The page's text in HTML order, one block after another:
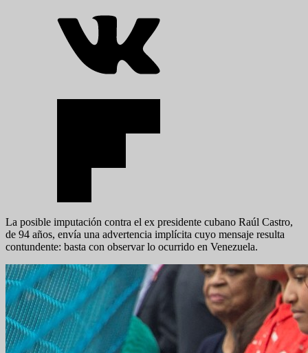
La posible imputación contra el ex presidente cubano Raúl Castro,
de 94 años, envía una advertencia implícita cuyo mensaje resulta
contundente: basta con observar lo ocurrido en Venezuela.